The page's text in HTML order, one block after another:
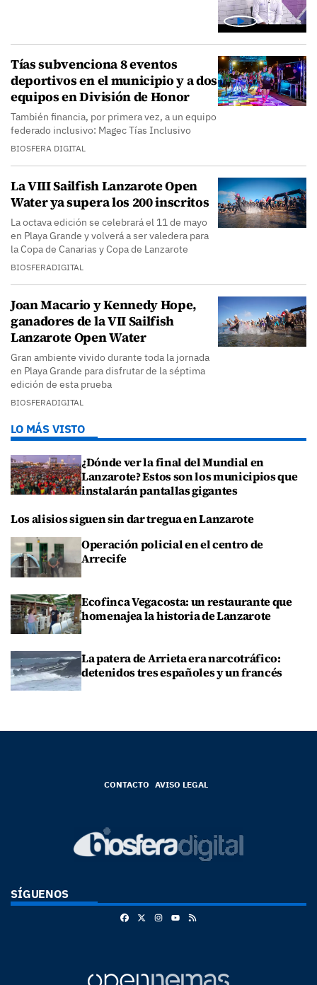
Tías subvenciona 8 eventos
deportivos en el municipio y a dos
equipos en División de Honor
También financia, por primera vez, a un equipo
federado inclusivo: Magec Tías Inclusivo
BIOSFERA DIGITAL
La VIII Sailfish Lanzarote Open
Water ya supera los 200 inscritos
La octava edición se celebrará el 11 de mayo
en Playa Grande y volverá a ser valedera para
la Copa de Canarias y Copa de Lanzarote
BIOSFERADIGITAL
Joan Macario y Kennedy Hope,
ganadores de la VII Sailfish
Lanzarote Open Water
Gran ambiente vivido durante toda la jornada
en Playa Grande para disfrutar de la séptima
edición de esta prueba
BIOSFERADIGITAL
LO MÁS VISTO
¿Dónde ver la final del Mundial en
Lanzarote? Estos son los municipios que
instalarán pantallas gigantes
Los alisios siguen sin dar tregua en Lanzarote
Operación policial en el centro de
Arrecife
Ecofinca Vegacosta: un restaurante que
homenajea la historia de Lanzarote
La patera de Arrieta era narcotráfico:
detenidos tres españoles y un francés
CONTACTO AVISO LEGAL
SÍGUENOS
FacebookInstagram